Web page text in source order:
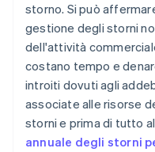
storno. Si può
gestione degli storni
dell'attività
costano tempo e
introiti dovuti agli
associate alle risorse
storni e prima di tutto
annuale degli storni